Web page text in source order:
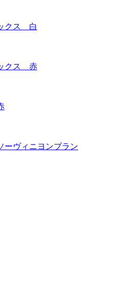
クス 白
クス 赤
ーヴィニヨンブラン